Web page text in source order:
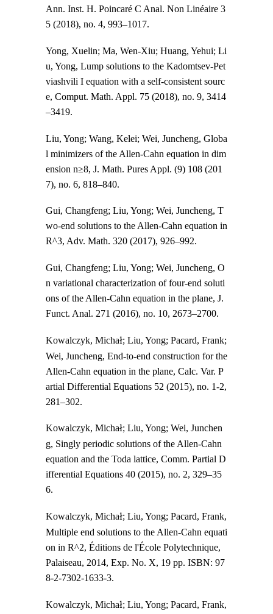
Ann. Inst. H. Poincaré C Anal. Non Linéaire 3
5 (2018), no. 4, 993–1017.
Yong, Xuelin; Ma, Wen-Xiu; Huang, Yehui; Li
u, Yong, Lump solutions to the Kadomtsev-Pet
viashvili I equation with a self-consistent sourc
e, Comput. Math. Appl. 75 (2018), no. 9, 3414
–3419.
Liu, Yong; Wang, Kelei; Wei, Juncheng, Globa
l minimizers of the Allen-Cahn equation in dim
ension n≥8, J. Math. Pures Appl. (9) 108 (201
7), no. 6, 818–840.
Gui, Changfeng; Liu, Yong; Wei, Juncheng, T
wo-end solutions to the Allen-Cahn equation in
R^3, Adv. Math. 320 (2017), 926–992.
Gui, Changfeng; Liu, Yong; Wei, Juncheng, O
n variational characterization of four-end soluti
ons of the Allen-Cahn equation in the plane, J.
Funct. Anal. 271 (2016), no. 10, 2673–2700.
Kowalczyk, Michał; Liu, Yong; Pacard, Frank;
Wei, Juncheng, End-to-end construction for the
Allen-Cahn equation in the plane, Calc. Var. P
artial Differential Equations 52 (2015), no. 1-2,
281–302.
Kowalczyk, Michał; Liu, Yong; Wei, Junchen
g, Singly periodic solutions of the Allen-Cahn
equation and the Toda lattice, Comm. Partial D
ifferential Equations 40 (2015), no. 2, 329–35
6.
Kowalczyk, Michał; Liu, Yong; Pacard, Frank,
Multiple end solutions to the Allen-Cahn equati
on in R^2, Éditions de l'École Polytechnique,
Palaiseau, 2014, Exp. No. X, 19 pp. ISBN: 97
8-2-7302-1633-3.
Kowalczyk, Michał; Liu, Yong; Pacard, Frank,